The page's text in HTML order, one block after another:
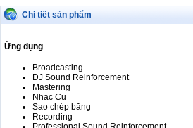
Chi tiết sản phẩm
Ứng dụng
Broadcasting
DJ Sound Reinforcement
Mastering
Nhạc Cụ
Sao chép băng
Recording